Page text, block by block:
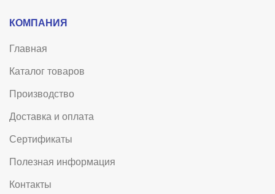
КОМПАНИЯ
Главная
Каталог товаров
Производство
Доставка и оплата
Сертификаты
Полезная информация
Контакты